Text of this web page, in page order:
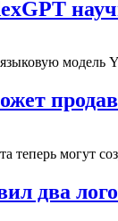
модель
теперь могут
два